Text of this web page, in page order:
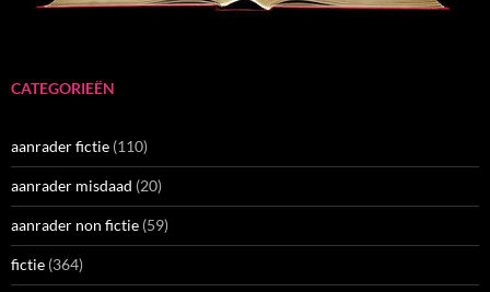
CATEGORIEËN
aanrader fictie (110)
aanrader misdaad (20)
aanrader non fictie (59)
fictie (364)